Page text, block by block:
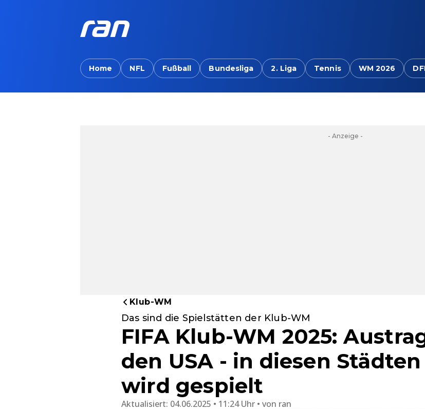
Home NFL Fußball Bundesliga 2. Liga Tennis WM 2026
- Anzeige -
Klub-WM
Das sind die Spielstätten der Klub-WM
FIFA Klub-WM 2025:
den USA - in diesen
wird gespielt
Aktualisiert: 04.06.2025 • 11:24 Uhr von ran